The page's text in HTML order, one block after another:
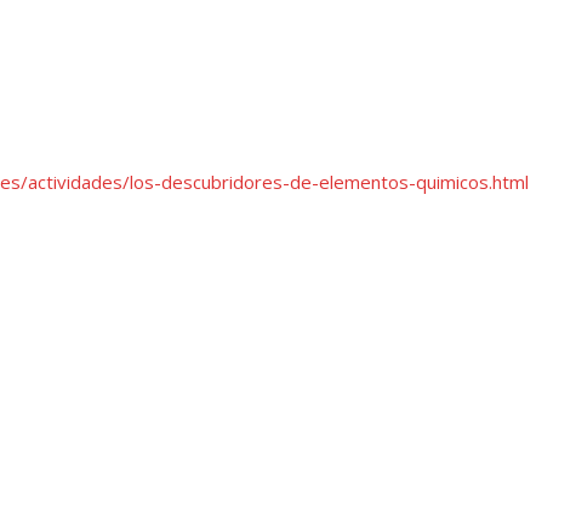
actividades/los-descubridores-de-elementos-quimicos.html